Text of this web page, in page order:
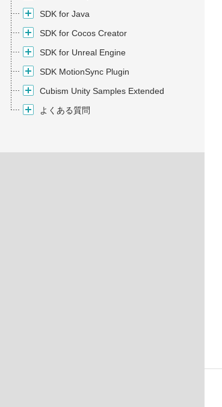
SDK for Java
SDK for Cocos Creator
SDK for Unreal Engine
SDK MotionSync Plugin
Cubism Unity Samples Extended
よくある質問